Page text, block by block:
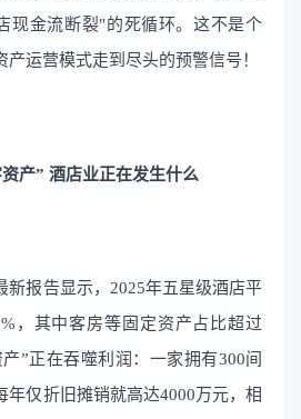
现⾦流断裂"的死循环。这不是个
运营模式⾛到尽头的预警信号！
产” 酒店业正在发生什么
新报告显示，2025年五星级酒店平
，其中客房等固定资产占比超过
”正在吞噬利润：一家拥有300间
年仅折旧摊销就高达4000万元，相